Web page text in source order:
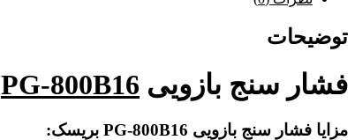
توضیحات
فشار سنج بازویی PG-800B16
مزایا فشار سنج بازویی PG-800B16 بریسک: